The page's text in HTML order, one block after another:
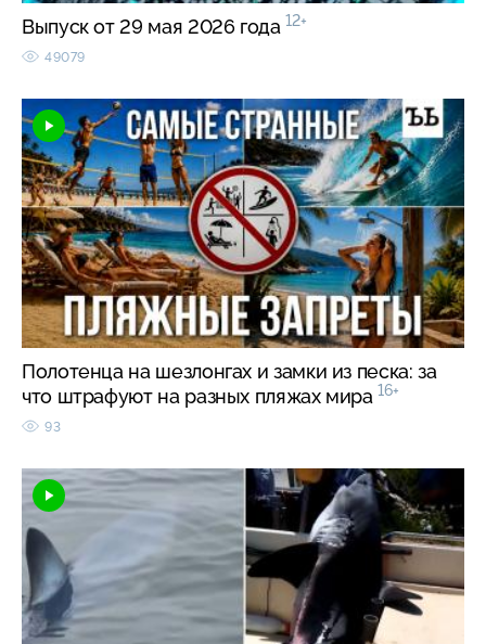
Выпуск от 29 мая 2026 года 12+
49079
Полотенца на шезлонгах и замки из песка: за
что штрафуют на разных пляжах мира 16+
93